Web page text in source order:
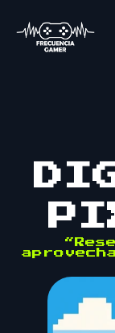
contenido